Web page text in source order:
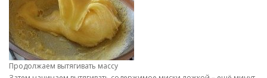
Продолжаем вытягивать массу